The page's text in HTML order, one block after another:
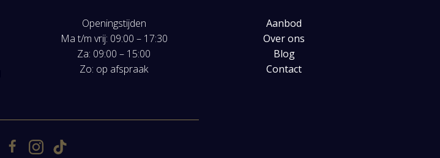
Openingstijden
Ma t/m vrij: 09:00 – 17:30
Za: 09:00 – 15:00
Zo: op afspraak
Aanbod
Over ons
Blog
Contact